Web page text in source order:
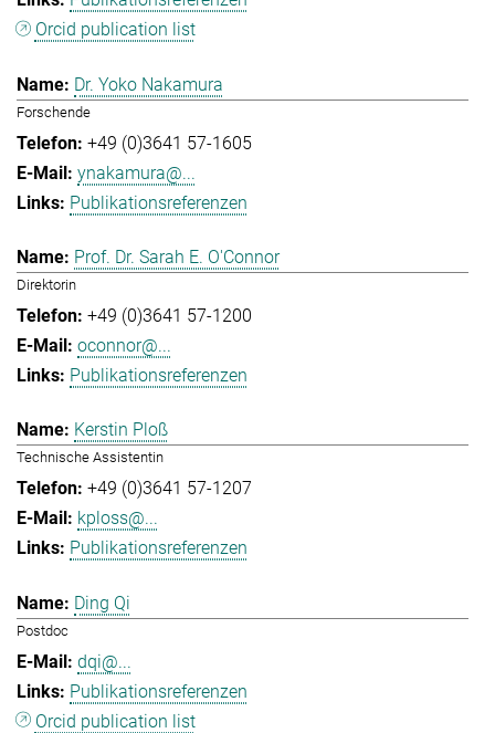
Orcid publication list
Dr. Yoko Nakamura
Forschende
+49 (0)3641 57-1605
ynakamura@...
Publikationsreferenzen
Prof. Dr. Sarah E. O'Connor
Direktorin
+49 (0)3641 57-1200
oconnor@...
Publikationsreferenzen
Kerstin Ploß
Technische Assistentin
+49 (0)3641 57-1207
kploss@...
Publikationsreferenzen
Ding Qi
Postdoc
dqi@...
Publikationsreferenzen
Orcid publication list